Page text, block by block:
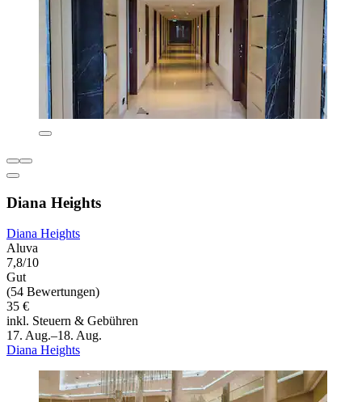
Diana Heights
Diana Heights
Aluva
7,8/10
Gut
(54 Bewertungen)
35 €
inkl. Steuern & Gebühren
17. Aug.–18. Aug.
Diana Heights